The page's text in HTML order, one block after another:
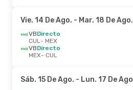
Vie. 14 De Ago. - Mar. 18 De Ago.
VBDirecto
CUL- MEX
VBDirecto
MEX- CUL
Sáb. 15 De Ago. - Lun. 17 De